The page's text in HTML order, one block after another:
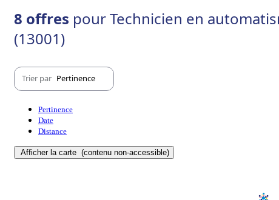
8 offres pour Technicien en
(13001)
Trier par Pertinence
Pertinence
Date
Distance
Afficher la carte (contenu non-accessible)